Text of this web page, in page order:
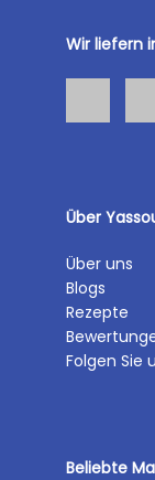
Wir liefern
Über
Über uns
Blogs
Rezepte
Folgen Sie
Beliebte